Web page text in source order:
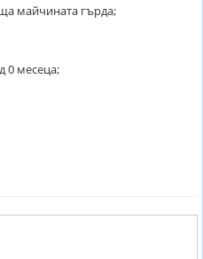
майчината гърда;
0 месеца;